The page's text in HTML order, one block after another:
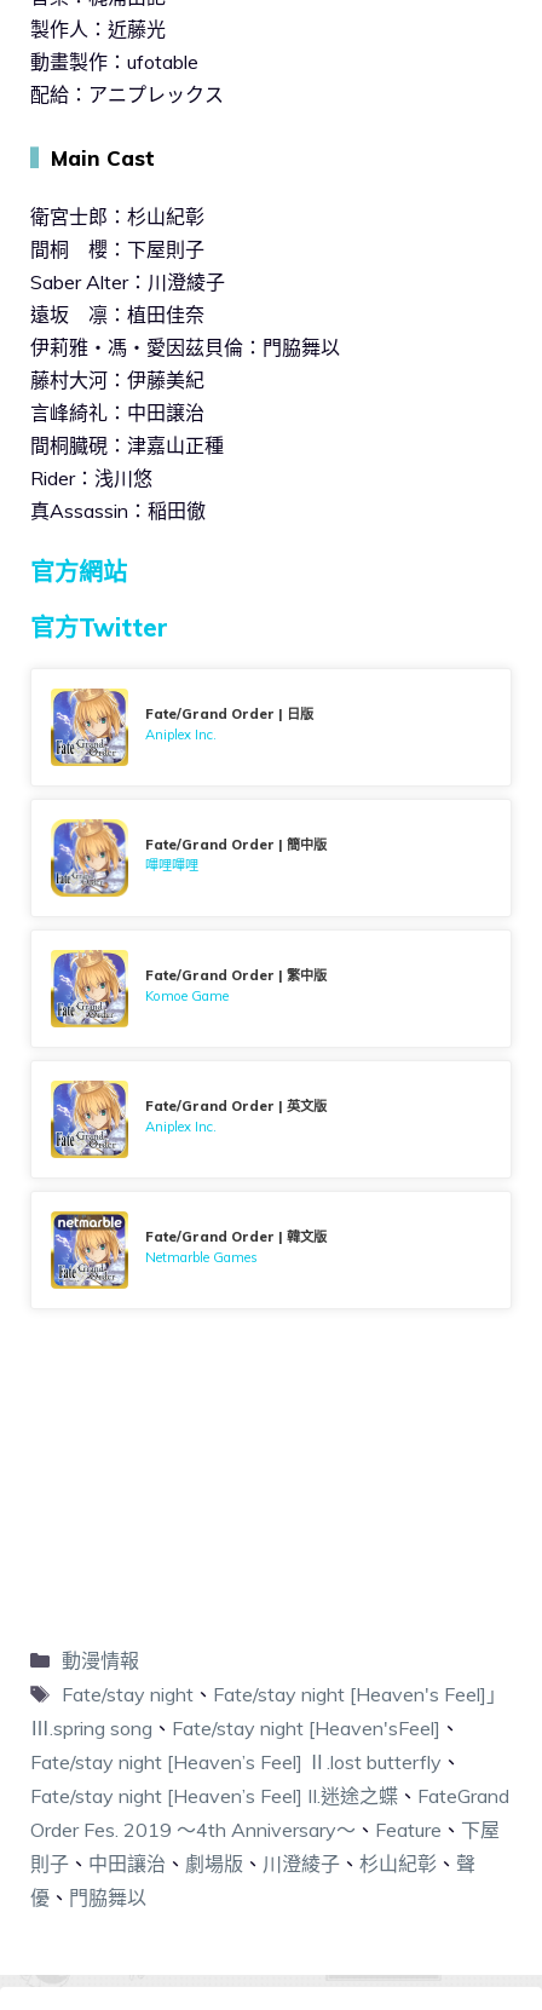
製作人：近藤光
動畫製作：ufotable
配給：アニプレックス
Main Cast
衛宮士郎：杉山紀彰
間桐 櫻：下屋則子
Saber Alter：川澄綾子
遠坂 凛：植田佳奈
伊莉雅・馮・愛因茲貝倫：門脇舞以
藤村大河：伊藤美紀
言峰綺礼：中田譲治
間桐臓硯：津嘉山正種
Rider：浅川悠
真Assassin：稲田徹
官方網站
官方Twitter
Fate/Grand Order | 日版
Aniplex Inc.
Fate/Grand Order | 簡中版
嗶哩嗶哩
Fate/Grand Order | 繁中版
Komoe Game
Fate/Grand Order | 英文版
Aniplex Inc.
Fate/Grand Order | 韓文版
Netmarble Games
動漫情報
Fate/stay night、 Fate/stay night [Heaven's Feel]」
Ⅲ.spring song 、 Fate/stay night [Heaven'sFeel] 、
Fate/stay night [Heaven’s Feel] Ⅱ.lost butterfly 、
Fate/stay night [Heaven’s Feel] II.迷途之蝶 、 FateGrand
Order Fes. 2019 ～4th Anniversary～ 、 Feature 、 下屋
則子 、 中田讓治 、 劇場版 、 川澄綾子 、 杉山紀彰 、 聲
優 、 門脇舞以